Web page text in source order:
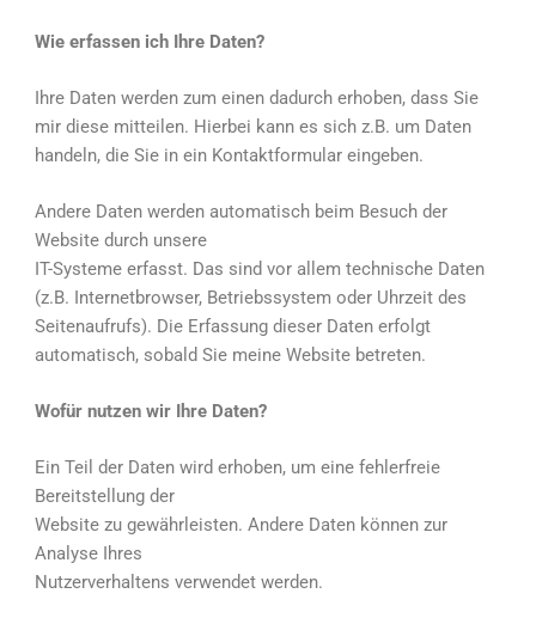
Wie erfassen ich Ihre Daten?
Ihre Daten werden zum einen dadurch erhoben, dass Sie
mir diese mitteilen. Hierbei kann es sich z.B. um Daten
handeln, die Sie in ein Kontaktformular eingeben.
Andere Daten werden automatisch beim Besuch der
Website durch unsere
IT-Systeme erfasst. Das sind vor allem technische Daten
(z.B. Internetbrowser, Betriebssystem oder Uhrzeit des
Seitenaufrufs). Die Erfassung dieser Daten erfolgt
automatisch, sobald Sie meine Website betreten.
Wofür nutzen wir Ihre Daten?
Ein Teil der Daten wird erhoben, um eine fehlerfreie
Bereitstellung der
Website zu gewährleisten. Andere Daten können zur
Analyse Ihres
Nutzerverhaltens verwendet werden.